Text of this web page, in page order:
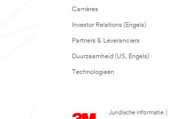
Carrières
Investor Relations (Engels)
Partners & Leveranciers
Duurzaamheid (US, Engels)
Technologieën
Juridische informatie